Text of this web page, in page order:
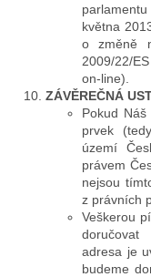
května
o změně
2009/22/
on-line).
ZÁVĚREČNÁ
Pokud
prvek
území
právem
nejsou
z právních
Veškerou
doručovat
adresa je
budeme